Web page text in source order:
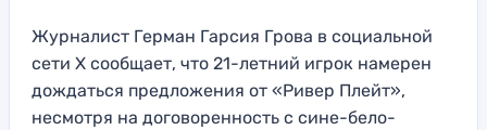
Журналист Герман Гарсия Грова в социальной
сети Х сообщает, что 21-летний игрок намерен
дождаться предложения от «Ривер Плейт»,
несмотря на договоренность с сине-бело-